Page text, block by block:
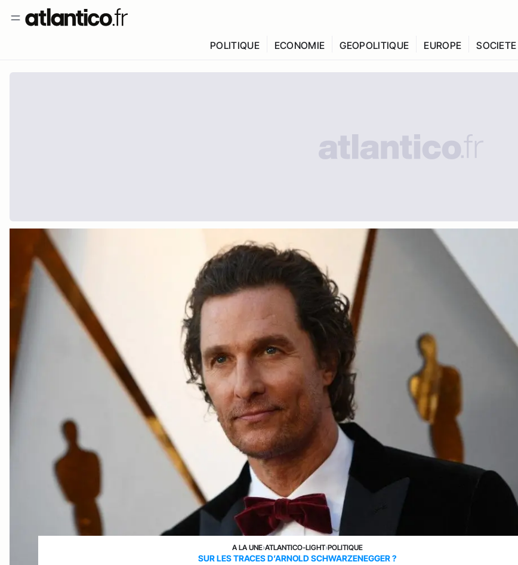
POLITIQUE ECONOMIE GEOPOLITIQUE EUROPE SOCIETE
A LA UNE›ATLANTICO-LIGHT›POLITIQUE
SUR LES TRACES D’ARNOLD SCHWARZENEGGER ?